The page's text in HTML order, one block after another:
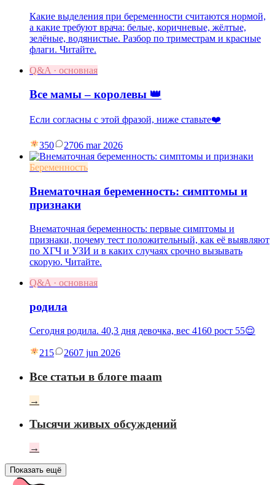
Какие выделения при беременности считаются нормой,
а какие требуют врача: белые, коричневые, жёлтые,
зелёные, водянистые. Разбор по триместрам и красные
флаги. Читайте.
Q&A · основная
Все мамы – королевы 👑
Если согласны с этой фразой, ниже ставьте❤️
350 2706 mar 2026
Беременность
Внематочная беременность: симптомы и
признаки
Внематочная беременность: первые симптомы и
признаки, почему тест положительный, как её выявляют
по ХГЧ и УЗИ и в каких случаях срочно вызывать
скорую. Читайте.
Q&A · основная
родила
Сегодня родила. 40,3 дня девочка, вес 4160 рост 55😌
215 2607 jun 2026
Все статьи в блоге maam
→
Тысячи живых обсуждений
→
Показать ещё